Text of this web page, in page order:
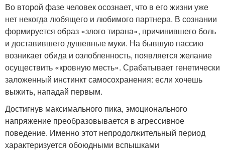
Во второй фазе человек осознает, что в его жизни уже
нет некогда любящего и любимого партнера. В сознании
формируется образ «злого тирана», причинившего боль
и доставившего душевные муки. На бывшую пассию
возникает обида и озлобленность, появляется желание
осуществить «кровную месть». Срабатывает генетически
заложенный инстинкт самосохранения: если хочешь
выжить, нападай первым.
Достигнув максимального пика, эмоционального
напряжение преобразовывается в агрессивное
поведение. Именно этот непродолжительный период
характеризуется обоюдными вспышками